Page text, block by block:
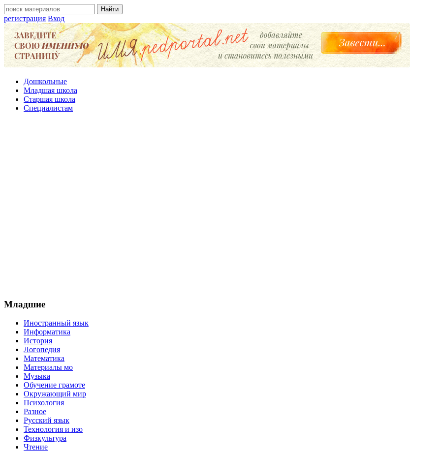
регистрация Вход
Дошкольные
Младшая школа
Старшая школа
Специалистам
Младшие
Иностранный язык
Информатика
История
Логопедия
Математика
Материалы мо
Музыка
Обучение грамоте
Окружающий мир
Психология
Разное
Русский язык
Технология и изо
Физкультура
Чтение